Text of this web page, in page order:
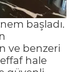
başladı.
ve benzeri
hale